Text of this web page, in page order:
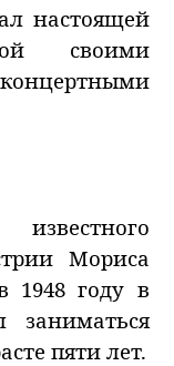
настоящей
своими
Мориса
1948 году в
пяти лет.